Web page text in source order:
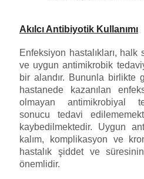
Akılcı Antibiyotik Kullanımı
Enfeksiyon hastalıkları, halk
ve uygun antimikrobik
bir alandır. Bununla birlikte
hastanede kazanılan
olmayan antimikrobiyal
sonucu tedavi
kaybedilmektedir. Uygun
kalım, komplikasyon ve
hastalık şiddet ve süresinin
önemlidir.